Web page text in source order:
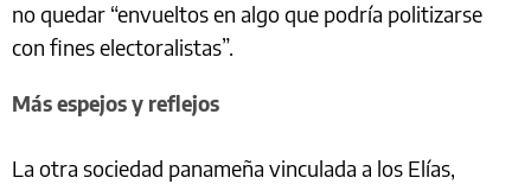
no quedar “envueltos en algo que podría politizarse
con fines electoralistas”.
Más espejos y reflejos
La otra sociedad panameña vinculada a los Elías,